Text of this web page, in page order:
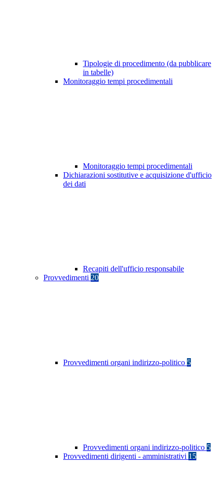
Tipologie di procedimento (da pubblicare
in tabelle)
Monitoraggio tempi procedimentali
Monitoraggio tempi procedimentali
Dichiarazioni sostitutive e acquisizione d'ufficio
dei dati
Recapiti dell'ufficio responsabile
Provvedimenti 20
Provvedimenti organi indirizzo-politico 5
Provvedimenti organi indirizzo-politico 5
Provvedimenti dirigenti - amministrativi 15